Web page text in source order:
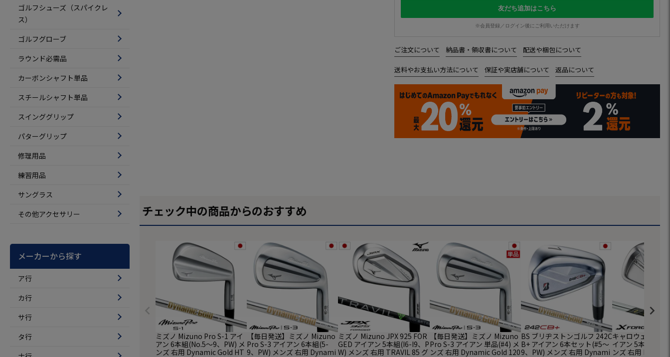
ゴルフシューズ（スパイクレ
ス）
ゴルフグローブ
ラウンド必需品
カーボンシャフト単品
スチールシャフト単品
スインググリップ
パターグリップ
修理用品
練習用品
サングラス
その他アクセサリー
メーカーから探す
ア行
カ行
サ行
タ行
友だち追加はこちら
※会員登録／ログイン後にご利用いただけます
ご注文について 納品書・領収書について 配送や梱包について
送料やお支払い方法について 保証や実店舗について 返品について
チェック中の商品からのおすすめ
ミズノ Mizuno Pro S-1 アイ
アン 6本組(No.5～9、PW) メ
ンズ 右用 Dynamic Gold HT
【毎日発送】ミズノ Mizuno
Pro S-3 アイアン 6本組(5-
9、PW) メンズ 右用 Dynami
ミズノ Mizuno JPX 925 FOR
GED アイアン 5本組(I6-I9、P
W) メンズ 右用 TRAVIL 85 グ
【毎日発送】ミズノ Mizuno
Pro S-3 アイアン 単品(#4) メ
ンズ 右用 Dynamic Gold 120
BS ブリヂストンゴルフ 242C
B+ アイアン 6本セット(#5～
9、PW) メンズ 右用 Dynami
キャロウェイ X
イアン 5本セット
ンズ 右用